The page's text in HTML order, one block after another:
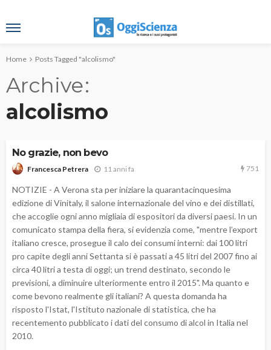
Home Posts Tagged "alcolismo"
Archive
alcolismo
No grazie, non bevo
Francesca Petrera 11 anni fa 751
NOTIZIE - A Verona sta per iniziare la quarantacinquesima
edizione di Vinitaly, il salone internazionale del vino e dei distillati,
che accoglie ogni anno migliaia di espositori da diversi paesi. In un
comunicato stampa della fiera, si evidenzia come, "mentre l’export
italiano cresce, prosegue il calo dei consumi interni: dai 100 litri
pro capite degli anni Settanta si è passati a 45 litri del 2007 fino ai
circa 40 litri a testa di oggi; un trend destinato, secondo le
previsioni, a diminuire ulteriormente entro il 2015". Ma quanto e
come bevono realmente gli italiani? A questa domanda ha
risposto l'Istat, l'Istituto nazionale di statistica, che ha
recentemento pubblicato i dati del consumo di alcol in Italia nel
2010.